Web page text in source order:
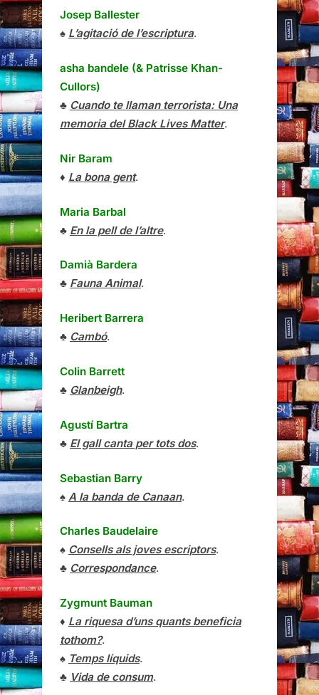
Josep Ballester
♠ L’agitació de l’escriptura.
asha bandele (& Patrisse Khan-
Cullors)
♣ Cuando te llaman terrorista: Una
memoria del Black Lives Matter.
Nir Baram
♦ La bona gent.
Maria Barbal
♣ En la pell de l’altre.
Damià Bardera
♣ Fauna Animal.
Heribert Barrera
♣ Cambó.
Colin Barrett
♣ Glanbeigh.
Agustí Bartra
♣ El gall canta per tots dos.
Sebastian Barry
♠ A la banda de Canaan.
Charles Baudelaire
♠ Consells als joves escriptors.
♣ Correspondance.
Zygmunt Bauman
♦ La riquesa d’uns quants beneficia
tothom?.
♠ Temps líquids.
♣ Vida de consum.